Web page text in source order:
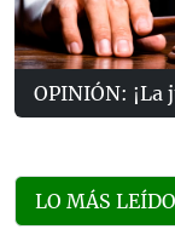
OPINIÓN: ¡La
LO MÁS LEÍDO